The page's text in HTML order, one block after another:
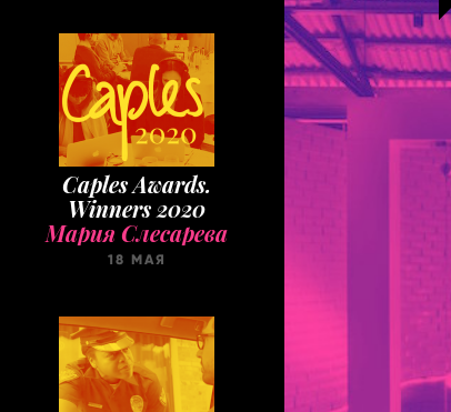
Caples Awards.
Winners 2020
Мария Слесарева
18 МАЯ
Taxi Cases. Selection
Мария Слесарева
31 МАРТА